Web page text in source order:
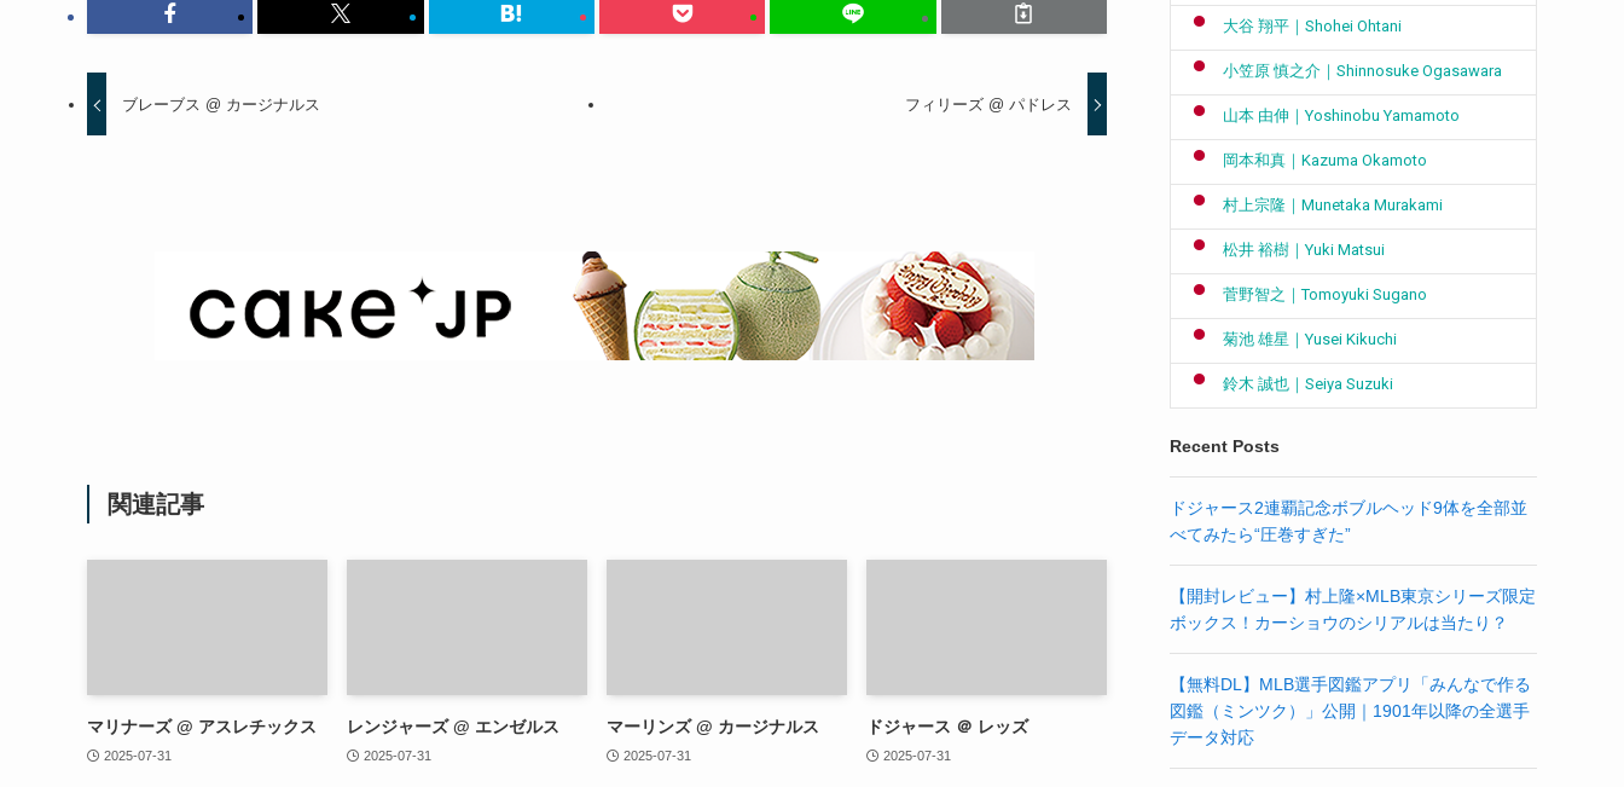
ブレーブス @ カージナルス フィリーズ @ パドレス
関連記事
マリナーズ @ アスレチックス
2025-07-31
レンジャーズ @ エンゼルス
2025-07-31
マーリンズ @ カージナルス
2025-07-31
ドジャース ＠ レッズ
2025-07-31
大谷 翔平｜Shohei Ohtani
小笠原 慎之介｜Shinnosuke Ogasawara
山本 由伸｜Yoshinobu Yamamoto
岡本和真｜Kazuma Okamoto
村上宗隆｜Munetaka Murakami
松井 裕樹｜Yuki Matsui
菅野智之｜Tomoyuki Sugano
菊池 雄星｜Yusei Kikuchi
鈴木 誠也｜Seiya Suzuki
Recent Posts
ドジャース2連覇記念ボブルヘッド9体を全部並
べてみたら“圧巻すぎた”
【開封レビュー】村上隆×MLB東京シリーズ限定
ボックス！カーショウのシリアルは当たり？
【無料DL】MLB選手図鑑アプリ「みんなで作る
図鑑（ミンツク）」公開｜1901年以降の全選手
データ対応